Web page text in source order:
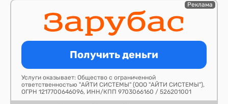
Получить деньги
Реклама
Услуги оказывает: Общество с ограниченной
ответственностью "АЙТИ СИСТЕМЫ" (ООО "АЙТИ СИСТЕМЫ"),
ОГРН 1217700646096, ИНН/КПП 9703066160 / 526201001